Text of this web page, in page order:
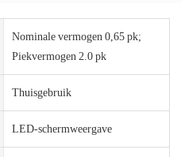
Nominale vermogen 0,65 pk;
Piekvermogen 2.0 pk
Thuisgebruik
LED-schermweergave